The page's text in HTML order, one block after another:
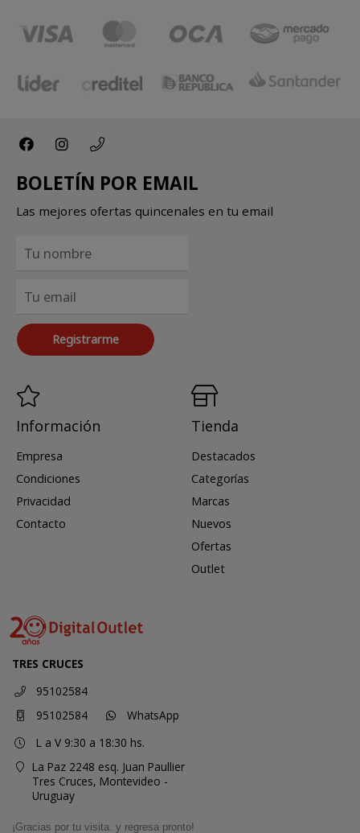
BOLETÍN POR EMAIL
Las mejores ofertas quincenales en tu email
Registrarme
Información
Empresa
Condiciones
Privacidad
Contacto
Tienda
Destacados
Categorías
Marcas
Nuevos
Ofertas
Outlet
TRES CRUCES
95102584
95102584
WhatsApp
L a V 9:30 a 18:30 hs.
La Paz 2248 esq. Juan Paullier
Tres Cruces, Montevideo -
Uruguay
¡Gracias por tu visita. y regresa pronto!